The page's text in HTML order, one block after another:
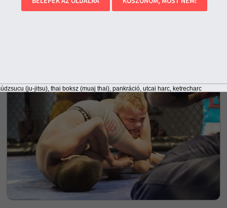
(ju-jitsu), thai boksz (muaj thai), pankráció, utcai harc, ketrecharc
kutyaviadal